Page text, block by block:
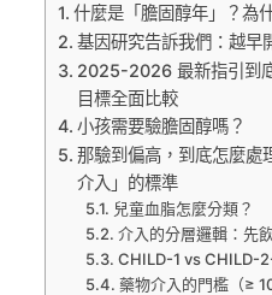
什麼是「膽固醇年」？為
基因研究告訴我們：越早
2025-2026 最新指引到
目標全面比較
小孩需要驗膽固醇嗎？
那驗到偏高，到底怎麼處
介入」的標準
兒童血脂怎麼分類？
介入的分層邏輯：先
CHILD-1 vs CHILD-
藥物介入的門檻（≥